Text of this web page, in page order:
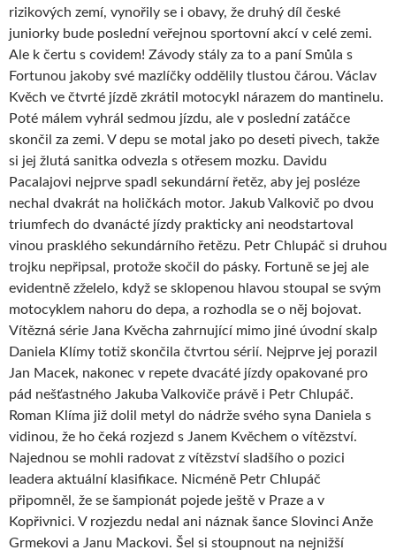
rizikových zemí, vynořily se i obavy, že druhý díl české
juniorky bude poslední veřejnou sportovní akcí v celé zemi.
Ale k čertu s covidem! Závody stály za to a paní Smůla s
Fortunou jakoby své mazlíčky oddělily tlustou čárou. Václav
Kvěch ve čtvrté jízdě zkrátil motocykl nárazem do mantinelu.
Poté málem vyhrál sedmou jízdu, ale v poslední zatáčce
skončil za zemi. V depu se motal jako po deseti pivech, takže
si jej žlutá sanitka odvezla s otřesem mozku. Davidu
Pacalajovi nejprve spadl sekundární řetěz, aby jej posléze
nechal dvakrát na holičkách motor. Jakub Valkovič po dvou
triumfech do dvanácté jízdy prakticky ani neodstartoval
vinou prasklého sekundárního řetězu. Petr Chlupáč si druhou
trojku nepřipsal, protože skočil do pásky. Fortuně se jej ale
evidentně zželelo, když se sklopenou hlavou stoupal se svým
motocyklem nahoru do depa, a rozhodla se o něj bojovat.
Vítězná série Jana Kvěcha zahrnující mimo jiné úvodní skalp
Daniela Klímy totiž skončila čtvrtou sérií. Nejprve jej porazil
Jan Macek, nakonec v repete dvacáté jízdy opakované pro
pád nešťastného Jakuba Valkoviče právě i Petr Chlupáč.
Roman Klíma již dolil metyl do nádrže svého syna Daniela s
vidinou, že ho čeká rozjezd s Janem Kvěchem o vítězství.
Najednou se mohli radovat z vítězství sladšího o pozici
leadera aktuální klasifikace. Nicméně Petr Chlupáč
připomněl, že se šampionát pojede ještě v Praze a v
Kopřivnici. V rozjezdu nedal ani náznak šance Slovinci Anže
Grmekovi a Janu Mackovi. Šel si stoupnout na nejnižší